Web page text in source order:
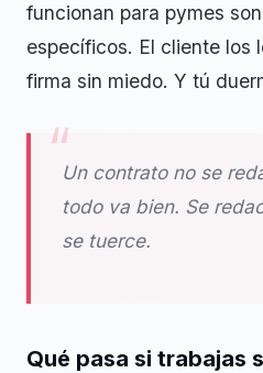
funcionan para pymes
específicos. El cliente los
firma sin miedo. Y tú
Un contrato no se
todo va bien. Se
se tuerce.
Qué pasa si trabajas